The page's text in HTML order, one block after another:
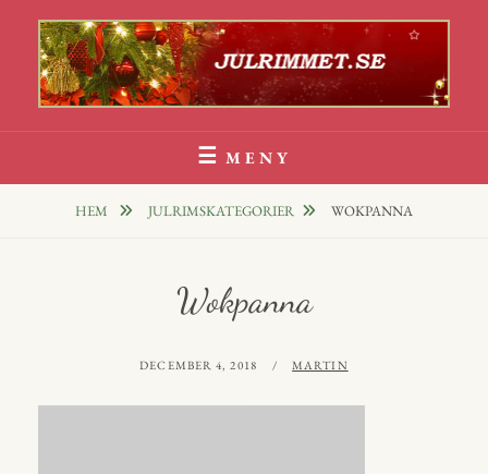
innehåll
Julrim Och Julklappsrim
MENY
HEM JULRIMSKATEGORIER WOKPANNA
Wokpanna
PUBLICERAT
DECEMBER 4, 2018 AV
MARTIN